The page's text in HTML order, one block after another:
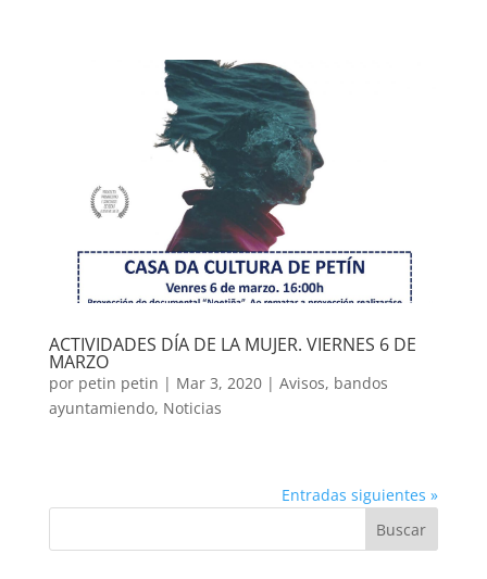
ACTIVIDADES DÍA DE LA MUJER. VIERNES 6 DE
MARZO
por petin petin | Mar 3, 2020| Avisos, bandos
ayuntamiendo, Noticias
Entradas siguientes »